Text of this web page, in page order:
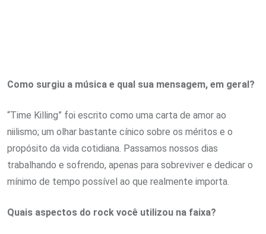
Como surgiu a música e qual sua mensagem, em geral?
“Time Killing” foi escrito como uma carta de amor ao
niilismo; um olhar bastante cínico sobre os méritos e o
propósito da vida cotidiana. Passamos nossos dias
trabalhando e sofrendo, apenas para sobreviver e dedicar o
mínimo de tempo possível ao que realmente importa.
Quais aspectos do rock você utilizou na faixa?